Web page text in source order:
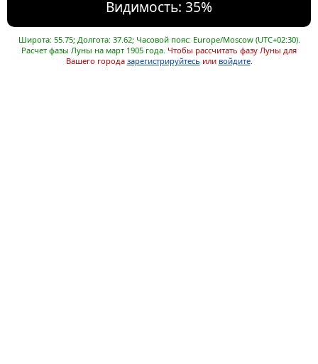
Видимость: 35%
Широта: 55.75; Долгота: 37.62; Часовой пояс: Europe/Moscow (UTC+02:30).
Расчет фазы Луны на март 1905 года. Чтобы рассчитать фазу Луны для
Вашего города зарегистрируйтесь или войдите.